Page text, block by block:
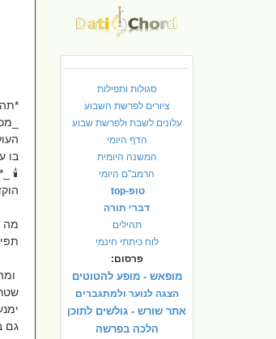
סגולות ותפילות
ציורים לפרשת השבוע
עלונים לשבת ולפרשת שבוע
הדף היומי
המשנה היומית
הרמב"ם היומי
טופ-top
דברי תורה
תהילים
לוח כיתתי חינמי
פרסום:
מופאש - מופע להטוטים
הצגה לנוער ולמתגברים
אתר שורש - גולשים לתוכן
הלכה בפרשה
בו
מה
גם